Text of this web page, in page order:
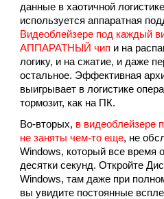
данные в хаотичной
используется аппаратная
Видеоблейзере под каждый
АППАРАТНЫЙ чип и на
логику, и на сжатие, и даже
остальное. Эффективная
выигрывает в логистике
тормозит, как на ПК.
Во-вторых, в видеоблейзере
не заняты чем-то еще, не
Windows, который все время
десятки секунд. Откройте
Windows, там даже при
вы увидите постоянные